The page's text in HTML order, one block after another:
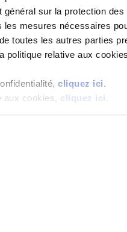
général sur la protection
les mesures nécessaires
toutes les autres parties
politique relative aux
cliquez ici.
aux cookies, cliquez ici .